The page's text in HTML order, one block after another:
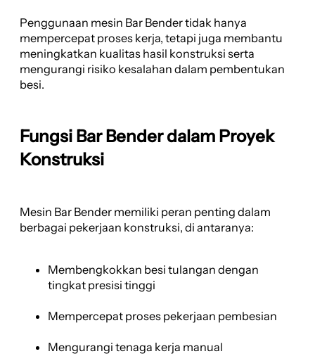
Penggunaan mesin Bar Bender tidak hanya
mempercepat proses kerja, tetapi juga membantu
meningkatkan kualitas hasil konstruksi serta
mengurangi risiko kesalahan dalam pembentukan
besi.
Fungsi Bar Bender dalam Proyek
Konstruksi
Mesin Bar Bender memiliki peran penting dalam
berbagai pekerjaan konstruksi, di antaranya:
Membengkokkan besi tulangan dengan
tingkat presisi tinggi
Mempercepat proses pekerjaan pembesian
Mengurangi tenaga kerja manual